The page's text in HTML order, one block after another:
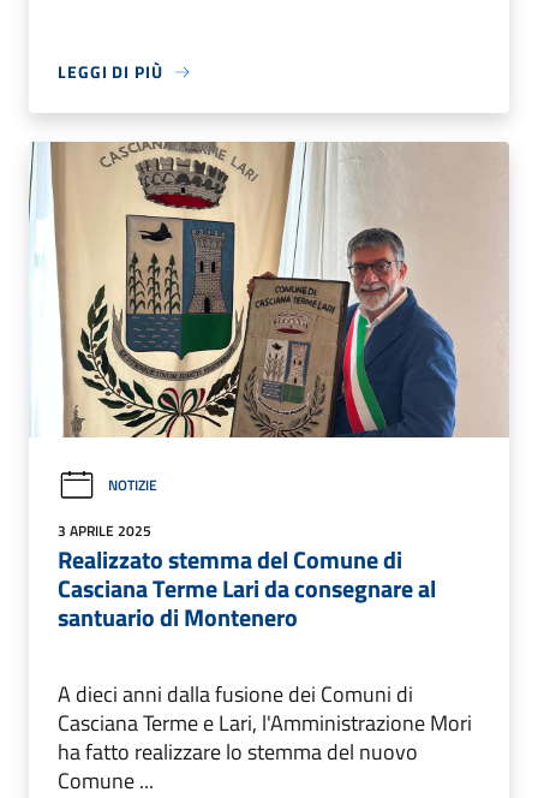
LEGGI DI PIÙ
NOTIZIE
3 APRILE 2025
Realizzato stemma del Comune di
Casciana Terme Lari da consegnare al
santuario di Montenero
A dieci anni dalla fusione dei Comuni di
Casciana Terme e Lari, l'Amministrazione Mori
ha fatto realizzare lo stemma del nuovo
Comune ...